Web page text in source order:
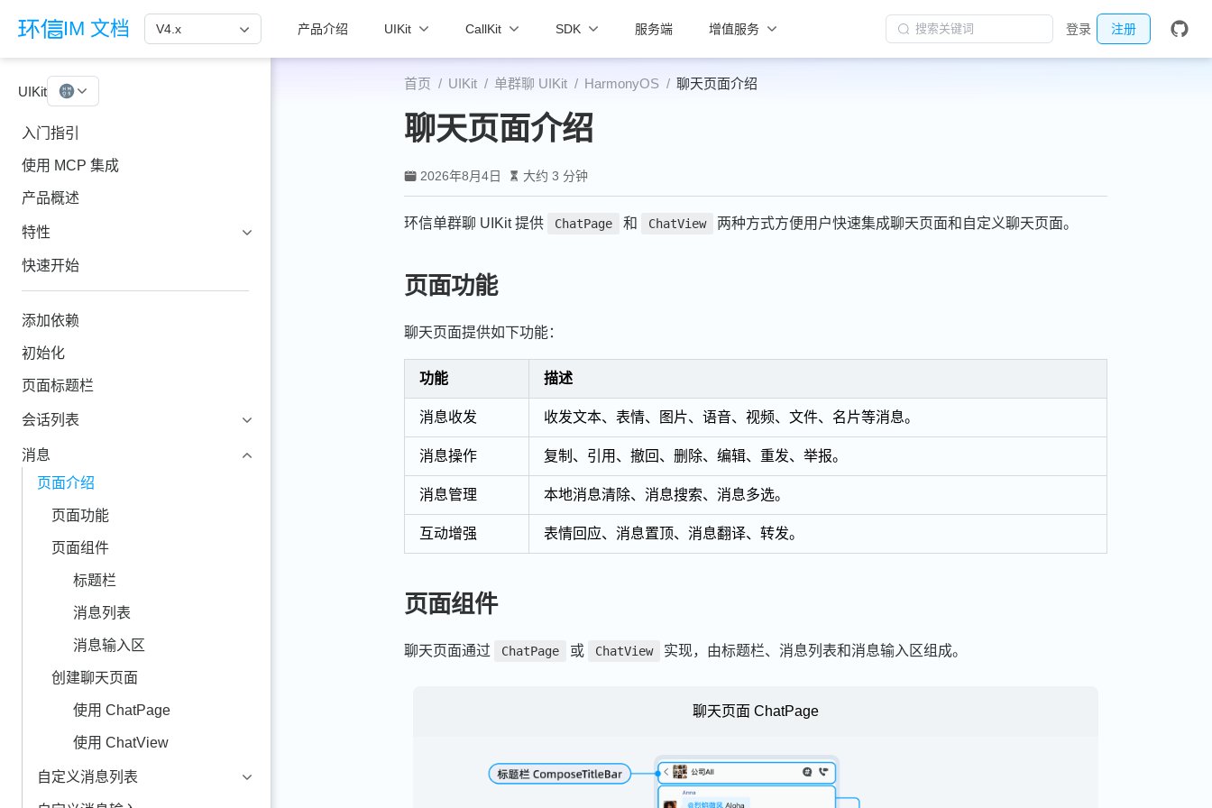
IM 文档 V4.x 产品介绍 UIKit CallKit SDK 服务端 增值服务 搜索关键词 登录 注册
UIKit HarmonyOS
入门指引
使用 MCP 集成
产品概述
特性
快速开始
添加依赖
初始化
页面标题栏
会话列表
消息
页面介绍
页面功能
页面组件
标题栏
消息列表
消息输入区
创建聊天页面
使用 ChatPage
使用 ChatView
自定义消息列表
首页 UIKit 单群聊 UIKit HarmonyOS 聊天页面介绍
聊天页面介绍
2026年8月4日 大约 3 分钟
环信单群聊 UIKit 提供 ChatPage 和 ChatView 两种方式方便用户快速集成聊天页面和自定义聊天页面。
页面功能
聊天页面提供如下功能：
功能 描述
消息收发 收发文本、表情、图片、语音、视频、文件、名片等消息。
消息操作 复制、引用、撤回、删除、编辑、重发、举报。
消息管理 本地消息清除、消息搜索、消息多选。
互动增强 表情回应、消息置顶、消息翻译、转发。
页面组件
聊天页面通过 ChatPage 或 ChatView 实现，由标题栏、消息列表和消息输入区组成。
聊天页面 ChatPage